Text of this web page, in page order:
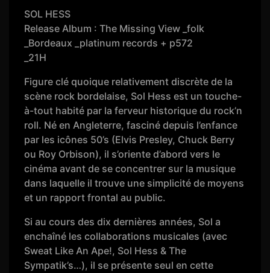
SOL HESS
Release Album : The Missing View _folk
_Bordeaux _platinum records + p572
_21H
Figure clé quoique relativement discrète de la
scène rock bordelaise, Sol Hess est un touche-
à-tout habité par la ferveur historique du rock’n
roll. Né en Angleterre, fasciné depuis l’enfance
par les icônes 50’s (Elvis Presley, Chuck Berry
ou Roy Orbison), il s’oriente d’abord vers le
cinéma avant de se concentrer sur la musique
dans laquelle il trouve une simplicité de moyens
et un rapport frontal au public.
Si au cours des dix dernières années, Sol a
enchaîné les collaborations musicales (avec
Sweat Like An Ape!, Sol Hess & The
Sympatik’s…), il se présente seul en cette